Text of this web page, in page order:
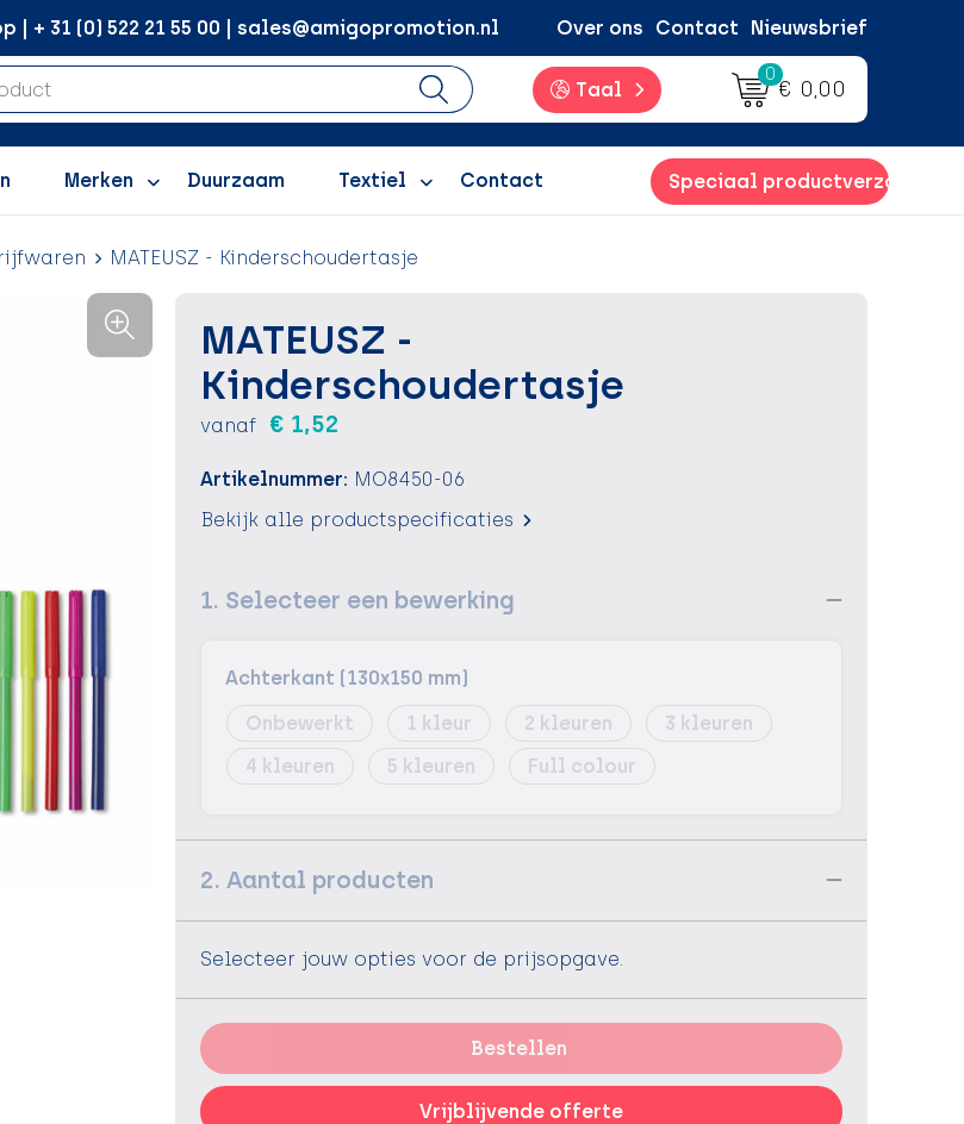
| + 31 (0) 522 21 55 00 | sales@amigopromotion.nl Over ons Contact Nieuwsbrief
Taal
0
€ 0,00
Merken Duurzaam Textiel Contact Speciaal productverzoek
MATEUSZ - Kinderschoudertasje
MATEUSZ -
Kinderschoudertasje
vanaf € 1,52
Artikelnummer: MO8450-06
Bekijk alle productspecificaties
1. Selecteer een bewerking
Achterkant (130x150 mm)
Onbewerkt
1 2
3
4
5 Full colour
2. Aantal producten
Selecteer jouw opties voor de prijsopgave.
Bestellen
Vrijblijvende offerte